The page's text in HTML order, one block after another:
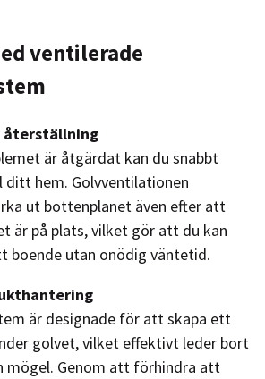
ventilerade
återställning
är åtgärdat kan du snabbt
ditt hem. Golvventilationen
ut bottenplanet även efter att
är på plats, vilket gör att du kan
boende utan onödig väntetid.
är designade för att skapa ett
golvet, vilket effektivt leder bort
mögel. Genom att förhindra att